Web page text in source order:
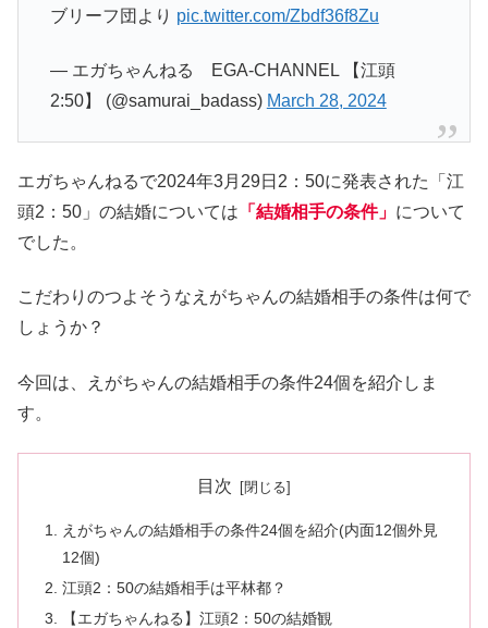
ブリーフ団より pic.twitter.com/Zbdf36f8Zu
— エガちゃんねる EGA-CHANNEL 【江頭
2:50】 (@samurai_badass) March 28, 2024
エガちゃんねるで2024年3月29日2：50に発表された「江
頭2：50」の結婚については 「結婚相手の条件」 について
でした。
こだわりのつよそうなえがちゃんの結婚相手の条件は何で
しょうか？
今回は、えがちゃんの結婚相手の条件24個を紹介しま
す。
目次
えがちゃんの結婚相手の条件24個を紹介(内面12個外見
12個)
江頭2：50の結婚相手は平林都？
【エガちゃんねる】江頭2：50の結婚観